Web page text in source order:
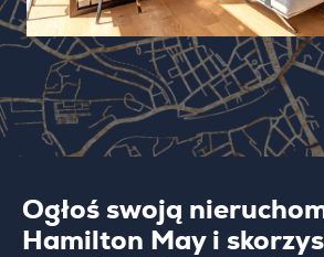
Ogłoś swoją
Hamilton May i